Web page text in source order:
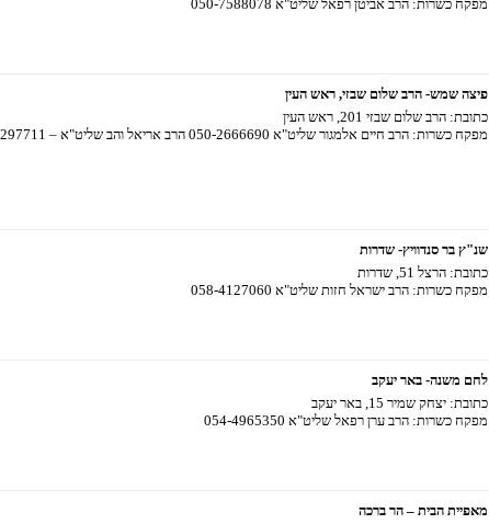
מפקח כשרות: הרב אביטן רפאל שליט"א 050-7588078
פיצה שמש- הרב שלום שבזי, ראש העין
כתובת: הרב שלום שבזי 201, ראש העין
מפקח כשרות: הרב חיים אלמגור שליט"א 050-2666690 הרב אריאל והב שליט"א – 058-3297711
שנ"ץ בר סנדוויץ- שדרות
כתובת: הרצל 51, שדרות
מפקח כשרות: הרב ישראל חזות שליט"א 058-4127060
לחם משנה- באר יעקב
כתובת: יצחק שמיר 15, באר יעקב
מפקח כשרות: הרב ערן רפאל שליט"א 054-4965350
מאפיית הבית – הר ברכה